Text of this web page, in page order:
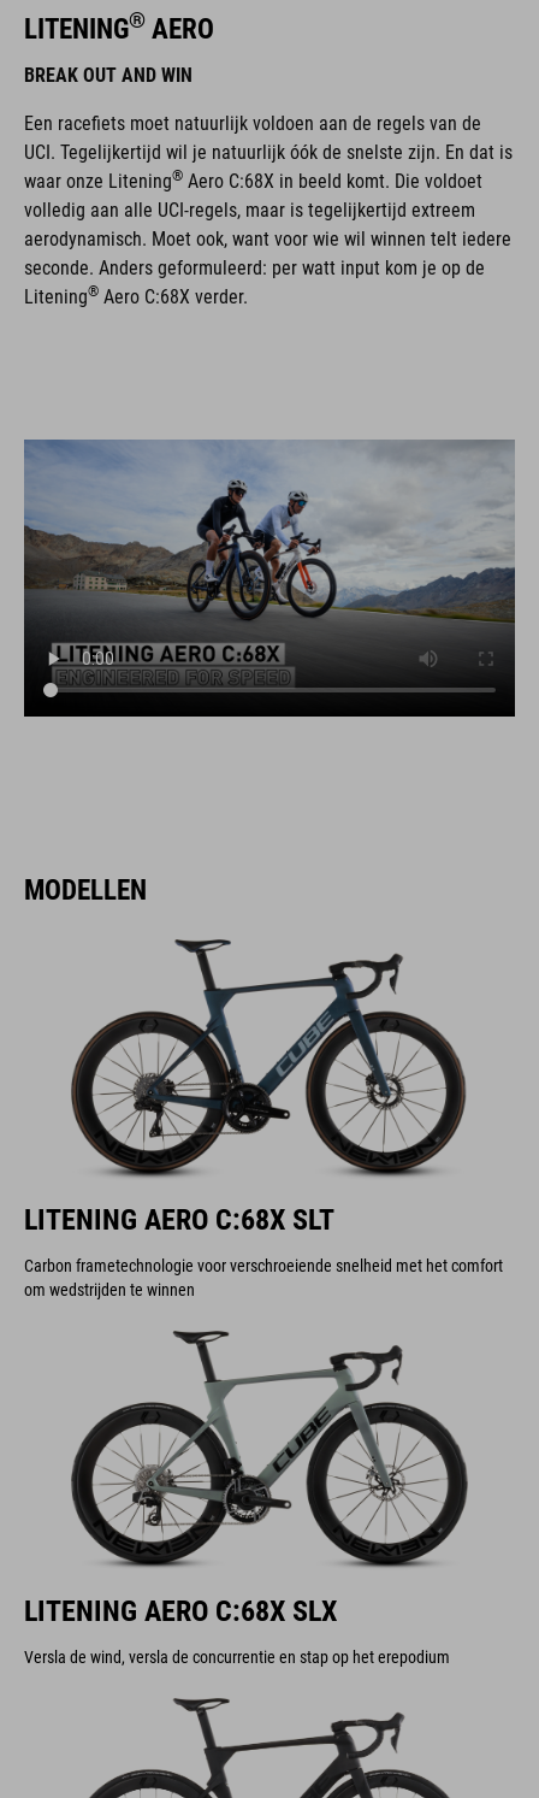
LITENING® AERO
BREAK OUT AND WIN
Een racefiets moet natuurlijk voldoen aan de regels van de
UCI. Tegelijkertijd wil je natuurlijk óók de snelste zijn. En dat is
waar onze Litening
Aero C:68X in beeld komt. Die voldoet
volledig aan alle UCI-regels, maar is tegelijkertijd extreem
aerodynamisch. Moet ook, want voor wie wil winnen telt iedere
seconde. Anders geformuleerd: per watt input kom je op de
Litening
Aero C:68X verder.
MODELLEN
LITENING AERO C:68X SLT
Carbon frametechnologie voor verschroeiende snelheid met het comfort
om wedstrijden te winnen
LITENING AERO C:68X SLX
Versla de wind, versla de concurrentie en stap op het erepodium